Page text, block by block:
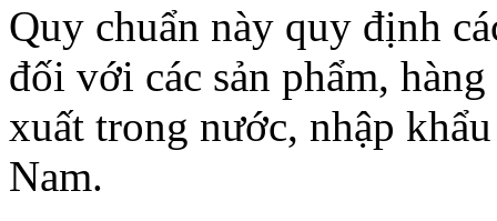
Quy chuẩn này quy định
đối với các sản phẩm,
xuất trong nước, nhập
Nam.